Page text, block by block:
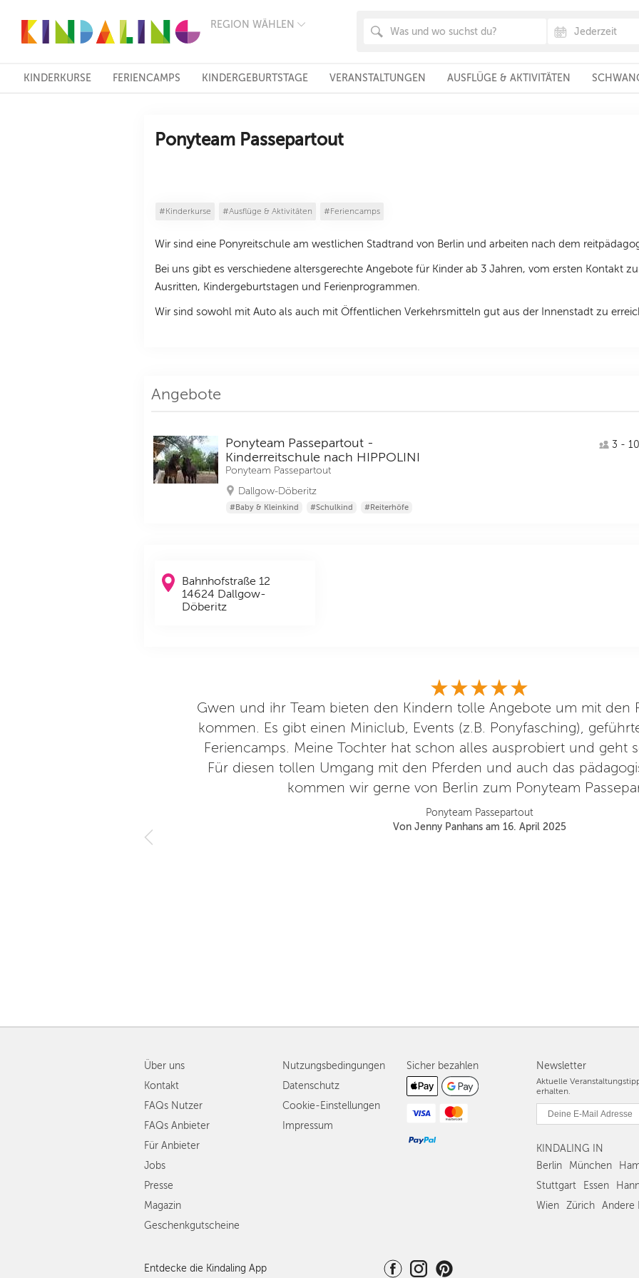
REGION WÄHLEN
FRANKFURT
KÖLN
ESSEN
HANNOVER
WIEN
REGIONEN
KINDERKURSE FERIENCAMPS KINDERGEBURTSTAGE VERANSTALTUNGEN AUSFLÜGE & AKTIVITÄTEN
Ponyteam Passepartout
#Kinderkurse #Ausflüge & Aktivitäten #Feriencamps
Wir sind eine Ponyreitschule am westlichen Stadtrand von Berlin und arbeiten nach dem
Bei uns gibt es verschiedene altersgerechte Angebote für Kinder ab 3 Jahren, vom ersten Kontakt
Ausritten, Kindergeburtstagen und Ferienprogrammen.
Wir sind sowohl mit Auto als auch mit Öffentlichen Verkehrsmitteln gut aus der Innenstadt zu
Angebote
Ponyteam Passepartout -
Kinderreitschule nach HIPPOLINI
Ponyteam Passepartout
Dallgow-Döberitz
3 -
#Baby & Kleinkind #Schulkind #Reiterhöfe
Bahnhofstraße 12
14624 Dallgow-
Döberitz
Gwen und ihr Team bieten den Kindern tolle Angebote um mit den
kommen. Es gibt einen Miniclub, Events (z.B. Ponyfasching),
Feriencamps. Meine Tochter hat schon alles ausprobiert und geht
Für diesen tollen Umgang mit den Pferden und auch das
kommen wir gerne von Berlin zum Ponyteam
Ponyteam Passepartout
Von Jenny Panhans am 16. April 2025
Newsletter
Aktuelle
erhalten.
KINDALING IN
Berlin
München
Stuttgart
Essen
Wien
Zürich Andere
Über uns
Kontakt
FAQs Nutzer
FAQs Anbieter
Für Anbieter
Jobs
Presse
Magazin
Geschenkgutscheine
Nutzungsbedingungen
Datenschutz
Cookie-Einstellungen
Impressum
Sicher bezahlen
Entdecke die Kindaling App